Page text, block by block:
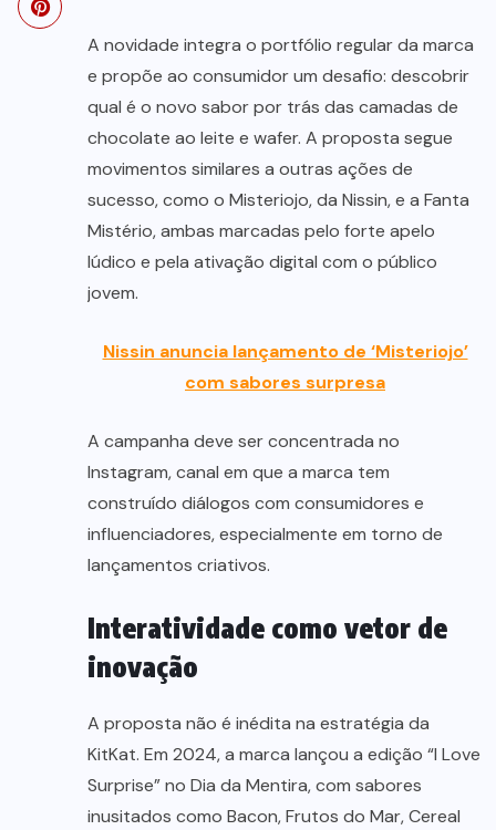
A novidade integra o portfólio regular da marca
e propõe ao consumidor um desafio: descobrir
qual é o novo sabor por trás das camadas de
chocolate ao leite e wafer. A proposta segue
movimentos similares a outras ações de
sucesso, como o Misteriojo, da Nissin, e a Fanta
Mistério, ambas marcadas pelo forte apelo
lúdico e pela ativação digital com o público
jovem.
Nissin anuncia lançamento de ‘Misteriojo’
com sabores surpresa
A campanha deve ser concentrada no
Instagram, canal em que a marca tem
construído diálogos com consumidores e
influenciadores, especialmente em torno de
lançamentos criativos.
Interatividade como vetor de
inovação
A proposta não é inédita na estratégia da
KitKat. Em 2024, a marca lançou a edição “I Love
Surprise” no Dia da Mentira, com sabores
inusitados como Bacon, Frutos do Mar, Cereal